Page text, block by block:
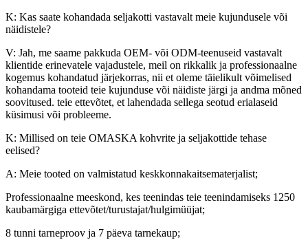
K: Kas saate kohandada seljakotti vastavalt meie kujundusele või
näidistele?
V: Jah, me saame pakkuda OEM- või ODM-teenuseid vastavalt
klientide erinevatele vajadustele, meil on rikkalik ja professionaalne
kogemus kohandatud järjekorras, nii et oleme täielikult võimelised
kohandama tooteid teie kujunduse või näidiste järgi ja andma mõned
soovitused. teie ettevõtet, et lahendada sellega seotud erialaseid
küsimusi või probleeme.
K: Millised on teie OMASKA kohvrite ja seljakottide tehase
eelised?
A: Meie tooted on valmistatud keskkonnakaitsematerjalist;
Professionaalne meeskond, kes teenindas teie teenindamiseks 1250
kaubamärgiga ettevõtet/turustajat/hulgimüüjat;
8 tunni tarneproov ja 7 päeva tarnekaup;